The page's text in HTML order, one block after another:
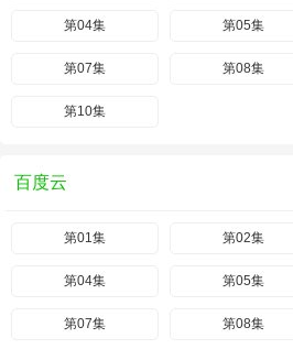
第04集 第05集
第07集 第08集
第10集
百度云
第01集 第02集
第04集 第05集
第07集 第08集